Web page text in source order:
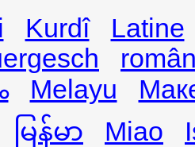
Kurdî
Latine
Melayu
မြန်မာ Miao